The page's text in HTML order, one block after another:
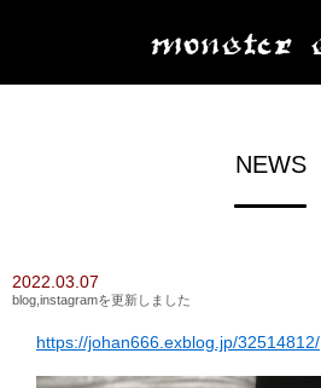
NEWS
2022.03.07
blog,instagramを更新しました
https://johan666.exblog.jp/32514812/